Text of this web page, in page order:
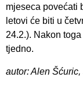
mjeseca povećati
letovi će biti u
24.2.). Nakon
tjedno.
autor: Alen